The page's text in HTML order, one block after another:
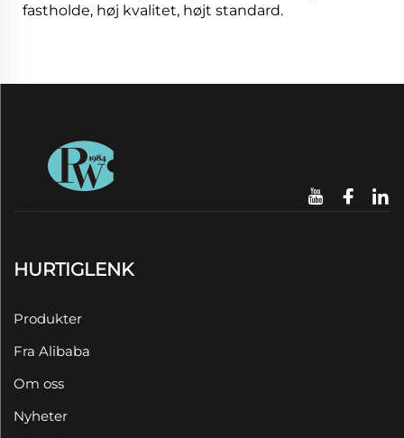
fastholde, høj kvalitet, højt standard.
HURTIGLENK
Produkter
Fra Alibaba
Om oss
Nyheter